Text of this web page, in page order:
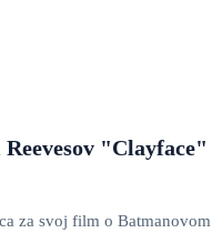
"Clayface"
za svoj film o Batmanovom